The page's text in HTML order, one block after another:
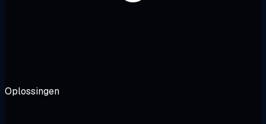
Oplossingen